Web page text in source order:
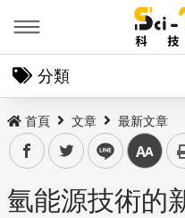
分類
首頁 文章 最新文章
facebooktwitter line 中
氫能源技術的